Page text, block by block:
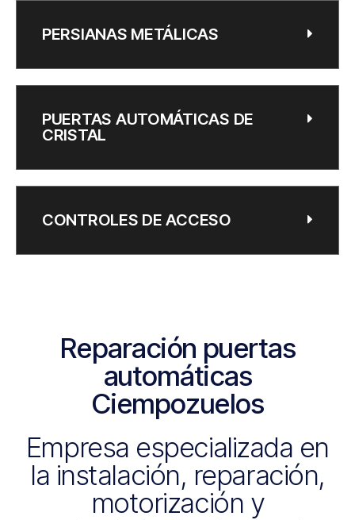
PERSIANAS METÁLICAS
PUERTAS AUTOMÁTICAS DE
CRISTAL
CONTROLES DE ACCESO
Reparación puertas
automáticas
Ciempozuelos
Empresa especializada en
la instalación, reparación,
motorización y